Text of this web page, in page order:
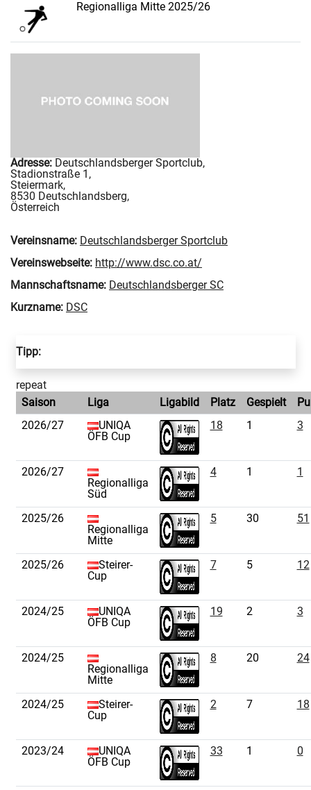
Regionalliga Mitte 2025/26
Adresse: Deutschlandsberger Sportclub,
Stadionstraße 1 ,
Steiermark,
8530 Deutschlandsberg,
Österreich
Vereinsname: Deutschlandsberger Sportclub
Vereinswebseite: http://www.dsc.co.at/
Mannschaftsname: Deutschlandsberger SC
Kurzname: DSC
Tipp:
repeat
Saison
Liga Ligabild Platz Gespielt
2026/27
UNIQA
ÖFB Cup
18 1 3
2026/27
Regionalliga
Süd
4 1 1
2025/26
Regionalliga
Mitte
5 30 51
2025/26
Steirer-
Cup
7 5 12
2024/25
UNIQA
ÖFB Cup
19 2 3
2024/25
Regionalliga
Mitte
8 20 24
2024/25
Steirer-
Cup
2 7 18
2023/24
UNIQA
ÖFB Cup
33 1 0